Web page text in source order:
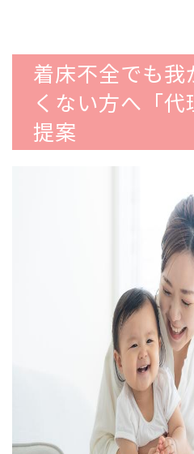
着床不全でも我
くない方へ「
提案